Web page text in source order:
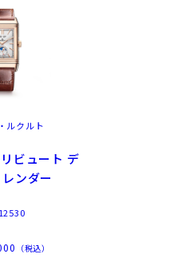
ルクルト
ビュート デ
ンダー
（税込）